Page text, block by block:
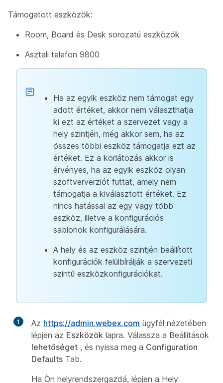
Támogatott eszközök:
Room, Board és Desk sorozatú eszközök
Asztali telefon 9800
Ha az egyik eszköz nem támogat egy
adott értéket, akkor nem választhatja
ki ezt az értéket a szervezet vagy a
hely szintjén, még akkor sem, ha az
összes többi eszköz támogatja ezt az
értéket. Ez a korlátozás akkor is
érvényes, ha az egyik eszköz olyan
szoftververziót futtat, amely nem
támogatja a kiválasztott értéket. Ez
nincs hatással az egy vagy több
eszköz, illetve a konfigurációs
sablonok konfigurálására.
A hely és az eszköz szintjén beállított
konfigurációk felülbírálják a szervezeti
szintű eszközkonfigurációkat.
1 Az https://admin.webex.com ügyfél nézetében
lépjen az Eszközök lapra. Válassza a Beállítások
lehetőséget , és nyissa meg a Configuration
Defaults Tab.
Ha Ön helyrendszergazdá, lépjen a Hely